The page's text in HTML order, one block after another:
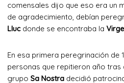
comensales dijo que eso era un
de agradecimiento, debían
Lluc donde se encontraba la
En esa primera peregrinación de
personas que repitieron año tras
grupo Sa Nostra decidió